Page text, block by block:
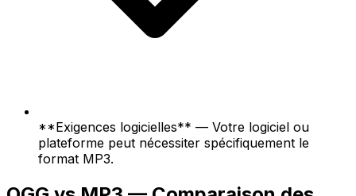
**Exigences logicielles** — Votre logiciel ou
plateforme peut nécessiter spécifiquement le
format MP3.